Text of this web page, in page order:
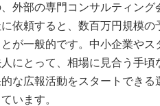
外部の専門コンサルティング
依頼すると、数百万円規模の
とが一般的です。中小企業やス
にとって、相場に見合う手頃
な広報活動をスタートできる
います。